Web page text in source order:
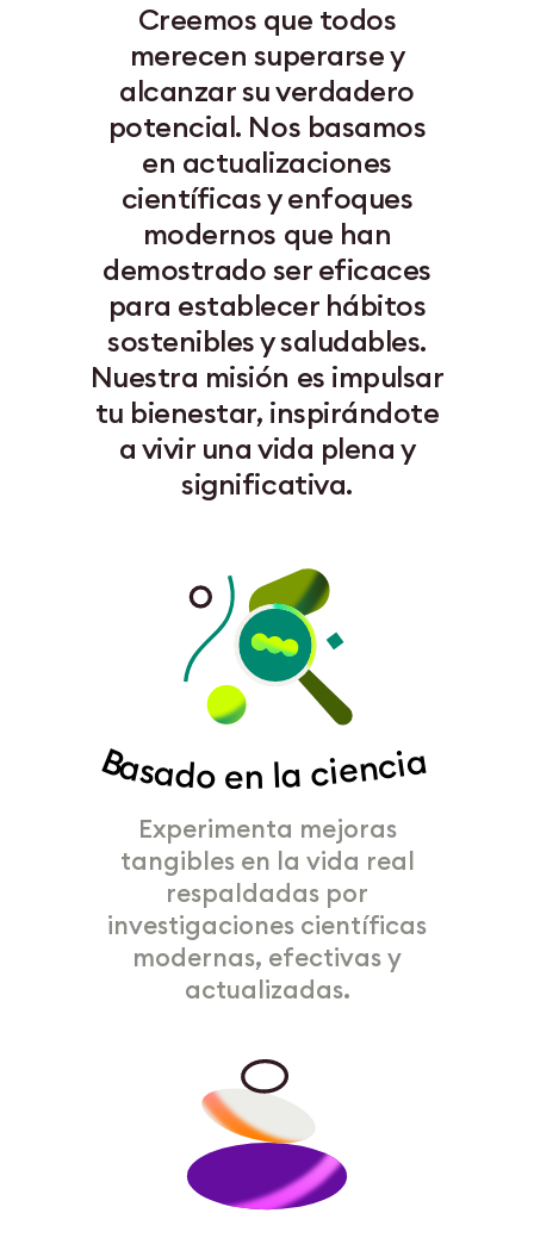
Creemos que todos
merecen superarse y
alcanzar su verdadero
potencial. Nos basamos
en actualizaciones
científicas y enfoques
modernos que han
demostrado ser eficaces
para establecer hábitos
sostenibles y saludables.
Nuestra misión es impulsar
tu bienestar, inspirándote
a vivir una vida plena y
significativa.
Basado en la ciencia
Experimenta mejoras
tangibles en la vida real
respaldadas por
investigaciones científicas
modernas, efectivas y
actualizadas.